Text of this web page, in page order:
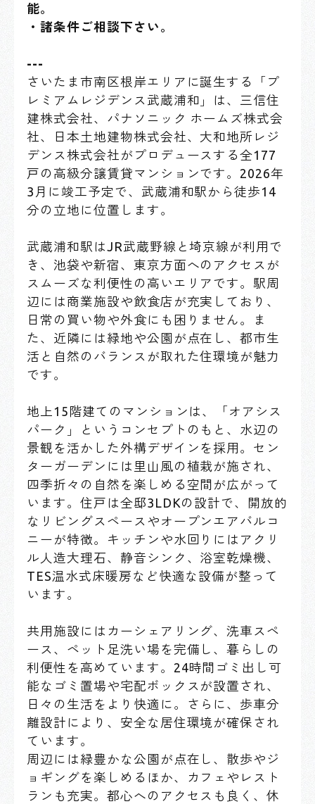
能。
・諸条件ご相談下さい。
---
さいたま市南区根岸エリアに誕生する「プ
レミアムレジデンス武蔵浦和」は、三信住
建株式会社、パナソニック ホームズ株式会
社、日本土地建物株式会社、大和地所レジ
デンス株式会社がプロデュースする全177
戸の高級分譲賃貸マンションです。2026年
3月に竣工予定で、武蔵浦和駅から徒歩14
分の立地に位置します。
武蔵浦和駅はJR武蔵野線と埼京線が利用で
き、池袋や新宿、東京方面へのアクセスが
スムーズな利便性の高いエリアです。駅周
辺には商業施設や飲食店が充実しており、
日常の買い物や外食にも困りません。ま
た、近隣には緑地や公園が点在し、都市生
活と自然のバランスが取れた住環境が魅力
です。
地上15階建てのマンションは、「オアシス
パーク」というコンセプトのもと、水辺の
景観を活かした外構デザインを採用。セン
ターガーデンには里山風の植栽が施され、
四季折々の自然を楽しめる空間が広がって
います。住戸は全邸3LDKの設計で、開放的
なリビングスペースやオープンエアバルコ
ニーが特徴。キッチンや水回りにはアクリ
ル人造大理石、静音シンク、浴室乾燥機、
TES温水式床暖房など快適な設備が整って
います。
共用施設にはカーシェアリング、洗車スペ
ース、ペット足洗い場を完備し、暮らしの
利便性を高めています。24時間ゴミ出し可
能なゴミ置場や宅配ボックスが設置され、
日々の生活をより快適に。さらに、歩車分
離設計により、安全な居住環境が確保され
ています。
周辺には緑豊かな公園が点在し、散歩やジ
ョギングを楽しめるほか、カフェやレスト
ランも充実。都心へのアクセスも良く、休